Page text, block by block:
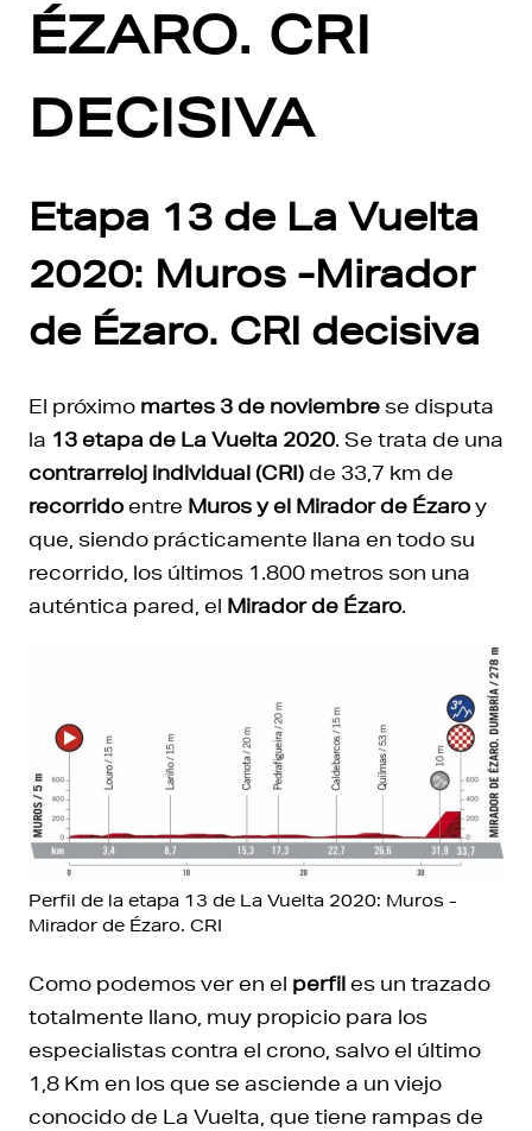
ÉZARO. CRI
DECISIVA
Etapa 13 de La Vuelta
2020: Muros -Mirador
de Ézaro. CRI decisiva
El próximo martes 3 de noviembre se disputa
la 13 etapa de La Vuelta 2020. Se trata de una
contrarreloj individual (CRI)de 33,7 km de
recorridoentre Muros y el Mirador de Ézaroy
que, siendo prácticamente llana en todo su
recorrido, los últimos 1.800 metros son una
auténtica pared, el Mirador de Ézaro.
Perfil de la etapa 13 de La Vuelta 2020: Muros -
Mirador de Ézaro. CRI
Como podemos ver en el perfiles un trazado
totalmente llano, muy propicio para los
especialistas contra el crono, salvo el último
1,8 Km en los que se asciende a un viejo
conocido de La Vuelta, que tiene rampas de